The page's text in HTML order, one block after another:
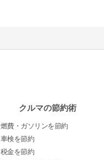
クルマの節約術
燃費・ガソリンを節約
車検を節約
税金を節約